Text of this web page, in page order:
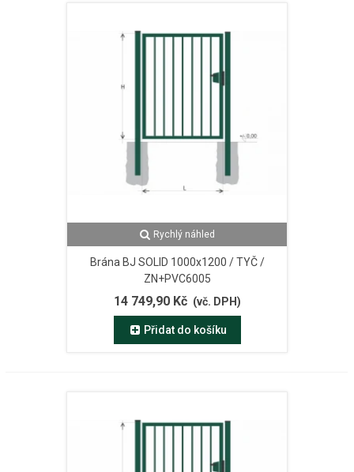
Rychlý náhled
Brána BJ SOLID 1000x1200 / TYČ /
ZN+PVC6005
14 749,90 Kč (vč. DPH)
Přidat do košíku